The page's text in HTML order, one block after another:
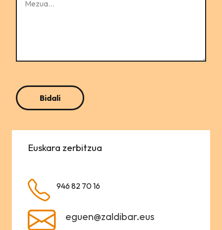
Euskara zerbitzua
946 82 70 16
eguen@zaldibar.eus